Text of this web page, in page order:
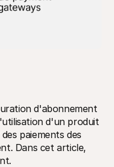
d'abonnement
d'un produit
paiements des
Dans cet article,